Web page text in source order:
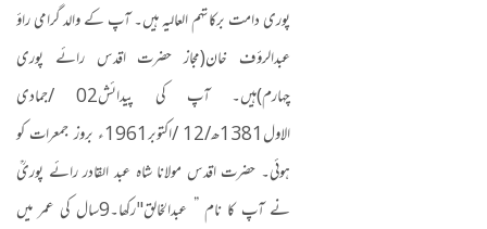
پوری دامت برکاتہم العالیہ ہیں۔ آپ کے والد گرامی راؤ
عبدالرؤف خان(مجاز حضرت اقدس رائے پوری
چہارم)ہیں۔ آپ کی پیدائش02 /
جمادی
الاول1381ھ/12 / اکتوبر1961ء بروز جمعرات کو
ہوئی۔ حضرت اقدس مولانا شاہ عبد القادر رائے پوریؒ
نے آپ کا نام ” عبدالخالق"رکھا۔9سال کی عمر میں